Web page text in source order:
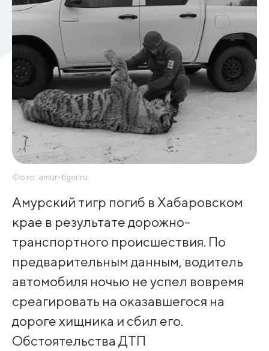
Фото: amur-tiger.ru
Амурский тигр погиб в Хабаровском
крае в результате дорожно-
транспортного происшествия. По
предварительным данным, водитель
автомобиля ночью не успел вовремя
среагировать на оказавшегося на
дороге хищника и сбил его.
Обстоятельства ДТП